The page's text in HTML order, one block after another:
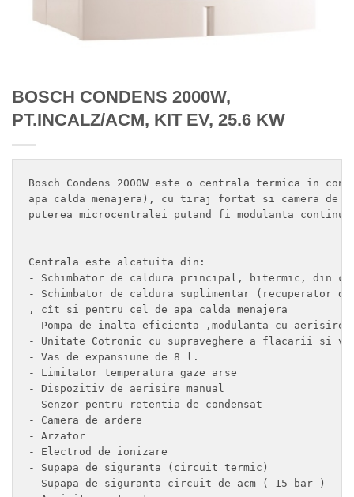
BOSCH CONDENS 2000W,
PT.INCALZ/ACM, KIT EV, 25.6 KW
Bosch Condens 2000W este o centrala termica in
apa calda menajera), cu tiraj fortat si camera de
puterea microcentralei putand fi modulanta
Centrala este alcatuita din:
- Schimbator de caldura principal, bitermic, din
- Schimbator de caldura suplimentar
, cît si pentru cel de apa calda menajera
- Pompa de inalta eficienta ,modulanta cu aerisire
- Unitate Cotronic cu supraveghere a flacarii si
- Vas de expansiune de 8 l.
- Limitator temperatura gaze arse
- Dispozitiv de aerisire manual
- Senzor pentru retentia de condensat
- Camera de ardere
- Arzator
- Electrod de ionizare
- Supapa de siguranta (circuit termic)
- Supapa de siguranta circuit de acm ( 15 bar )